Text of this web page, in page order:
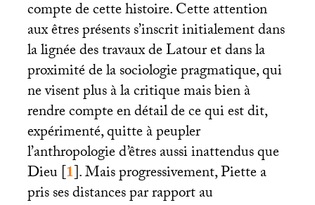
compte de cette histoire. Cette attention
aux êtres présents s’inscrit initialement dans
la lignée des travaux de Latour et dans la
proximité de la sociologie pragmatique, qui
ne visent plus à la critique mais bien à
rendre compte en détail de ce qui est dit,
expérimenté, quitte à peupler
l’anthropologie d’êtres aussi inattendus que
Dieu[1]. Mais progressivement, Piette a
pris ses distances par rapport au